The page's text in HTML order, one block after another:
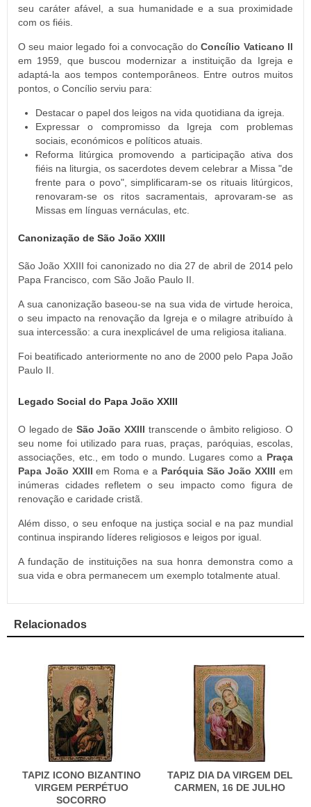
seu caráter afável, a sua humanidade e a sua proximidade
com os fiéis.
O seu maior legado foi a convocação doConcílio Vaticano II
em 1959, que buscou modernizar a instituição da Igreja e
adaptá-la aos tempos contemporâneos. Entre outros muitos
pontos, o Concílio serviu para:
Destacar o papel dos leigos na vida quotidiana da igreja.
Expressar o compromisso da Igreja com problemas
sociais, económicos e políticos atuais.
Reforma litúrgica promovendo a participação ativa dos
fiéis na liturgia, os sacerdotes devem celebrar a Missa "de
frente para o povo", simplificaram-se os rituais litúrgicos,
renovaram-se os ritos sacramentais, aprovaram-se as
Missas em línguas vernáculas, etc.
Canonização de São João XXIII
São João XXIII foi canonizado no dia 27 de abril de 2014 pelo
Papa Francisco, com São João Paulo II.
A sua canonização baseou-se na sua vida de virtude heroica,
o seu impacto na renovação da Igreja e o milagre atribuído à
sua intercessão: a cura inexplicável de uma religiosa italiana.
Foi beatificado anteriormente no ano de 2000 pelo Papa João
Paulo II.
Legado Social do Papa João XXIII
O legado de São João XXIII transcende o âmbito religioso. O
seu nome foi utilizado para ruas, praças, paróquias, escolas,
associações, etc., em todo o mundo. Lugares como a Praça
Papa João XXIII em Roma e a Paróquia São João XXIII em
inúmeras cidades refletem o seu impacto como figura de
renovação e caridade cristã.
Além disso, o seu enfoque na justiça social e na paz mundial
continua inspirando líderes religiosos e leigos por igual.
A fundação de instituições na sua honra demonstra como a
sua vida e obra permanecem um exemplo totalmente atual.
Relacionados
TAPIZ ICONO BIZANTINO
VIRGEM PERPÉTUO
SOCORRO
TAPIZ DIA DA VIRGEM DEL
CARMEN, 16 DE JULHO